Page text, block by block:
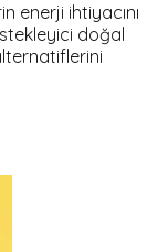
enerji ihtiyacını
doğal